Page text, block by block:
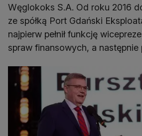
Węglokoks S.A. Od roku 2016
ze spółką Port Gdański
najpierw pełnił funkcję
spraw finansowych, a następnie